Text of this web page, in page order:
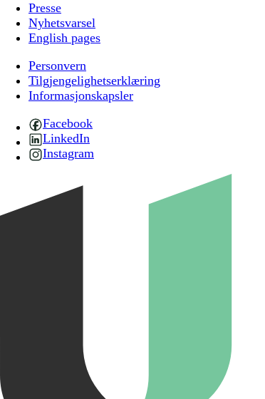
Presse
Nyhetsvarsel
English pages
Personvern
Tilgjengelighetserklæring
Informasjonskapsler
Facebook
LinkedIn
Instagram